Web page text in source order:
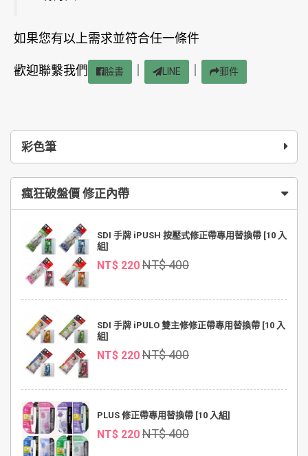
彩色筆
瘋狂破盤價 修正內帶
SDI 手牌 iPUSH 按壓式修正帶專用替換帶 [10 入
組]
NT$ 220 NT$ 400
SDI 手牌 iPULO 雙主修修正帶專用替換帶 [10 入
組]
NT$ 220 NT$ 400
PLUS 修正帶專用替換帶 [10 入組]
NT$ 220 NT$ 400
如果您有以上需求並符合任一條件
歡迎聯繫我們 臉書 LINE 郵件